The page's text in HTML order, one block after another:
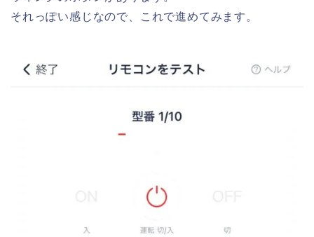
それっぽい感じなので、これで進めてみます。